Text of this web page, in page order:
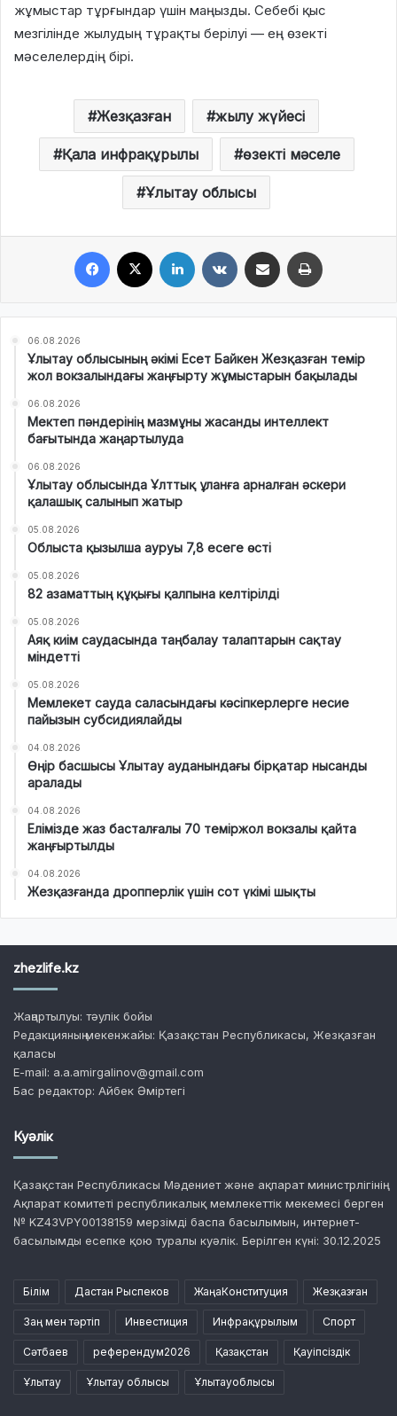
жұмыстар тұрғындар үшін маңызды. Себебі қыс
мезгілінде жылудың тұрақты берілуі — ең өзекті
мәселелердің бірі.
Жезқазған жылу жүйесі
Қала инфрақұрылы өзекті мәселе
Ұлытау облысы
06.08.2026
Ұлытау облысының әкімі Есет Байкен Жезқазған темір
жол вокзалындағы жаңғырту жұмыстарын бақылады
06.08.2026
Мектеп пәндерінің мазмұны жасанды интеллект
бағытында жаңартылуда
06.08.2026
Ұлытау облысында Ұлттық ұланға арналған әскери
қалашық салынып жатыр
05.08.2026
Облыста қызылша ауруы 7,8 есеге өсті
05.08.2026
82 азаматтың құқығы қалпына келтірілді
05.08.2026
Аяқ киім саудасында таңбалау талаптарын сақтау
міндетті
05.08.2026
Мемлекет сауда саласындағы кәсіпкерлерге несие
пайызын субсидиялайды
04.08.2026
Өңір басшысы Ұлытау ауданындағы бірқатар нысанды
аралады
04.08.2026
Елімізде жаз басталғалы 70 теміржол вокзалы қайта
жаңғыртылды
04.08.2026
Жезқазғанда дропперлік үшін сот үкімі шықты
zhezlife.kz
Жаңартылуы: тәулік бойы
Редакцияның мекенжайы: Қазақстан Республикасы, Жезқазған
қаласы
E-mail: a.a.amirgalinov@gmail.com
Бас редактор: Айбек Әміртегі
Куәлік
Қазақстан Республикасы Мәдениет және ақпарат министрлігінің
Ақпарат комитеті республикалық мемлекеттік мекемесі берген
№ KZ43VPY00138159 мерзімді баспа басылымын, интернет-
басылымды есепке қою туралы куәлік. Берілген күні: 30.12.2025
Білім Дастан Рыспеков ЖаңаКонституция Жезқазған
Заң мен тәртіп Инвестиция Инфрақұрылым Спорт
Сәтбаев референдум2026 Қазақстан Қауіпсіздік
Ұлытау Ұлытау облысы Ұлытауоблысы